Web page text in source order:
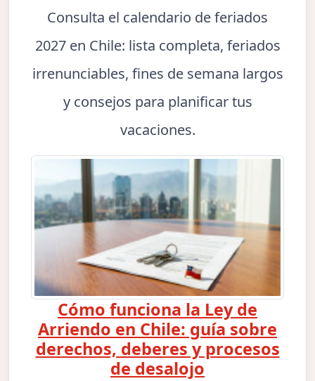
Consulta el calendario de feriados
2027 en Chile: lista completa, feriados
irrenunciables, fines de semana largos
y consejos para planificar tus
vacaciones.
Cómo funciona la Ley de
Arriendo en Chile: guía sobre
derechos, deberes y procesos
de desalojo